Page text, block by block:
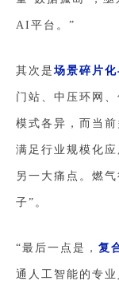
AI平台。”
其次是场景碎片
门站、中压环网
模式各异，而当
满足行业规模化应
另一大痛点。燃
子”。
“最后一点是， 复
通人工智能的专